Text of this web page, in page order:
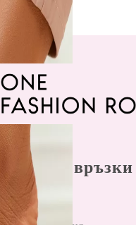
Бързи връзки
Начало